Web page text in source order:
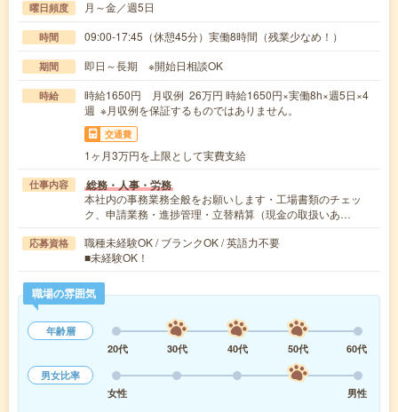
曜日頻度 月～金／週5日
時間 09:00-17:45（休憩45分）実働8時間（残業少なめ！）
期間 即日～長期 ※開始日相談OK
時給
時給1650円 月収例 26万円 時給1650円×実働8h×週5日×4
週 ※月収例を保証するものではありません。
交通費
1ヶ月3万円を上限として実費支給
仕事内容 総務・人事・労務
本社内の事務業務全般をお願いします・工場書類のチェッ
ク、申請業務・進捗管理・立替精算（現金の取扱いあ…
応募資格
職種未経験OK / ブランクOK / 英語力不要
■未経験OK！
職場の雰囲気
年齢層
20代
30代 40代 50代
60代
男女比率
女性
男性